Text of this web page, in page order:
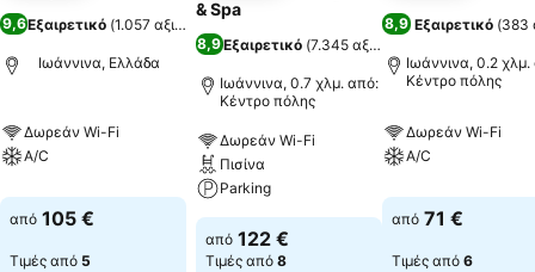
9,6Εξαιρετικό (1.057 αξιολογήσεις
Ιωάννινα, Ελλάδα
Δωρεάν Wi-Fi
A/C
από 105 €
Τιμές από 5
& Spa
8,9Εξαιρετικό (7.345 αξιολογήσεις
Ιωάννινα, 0.7 χλμ. από:
Κέντρο πόλης
Δωρεάν Wi-Fi
Πισίνα
Parking
από 122 €
Τιμές από 8
8,9 Εξαιρετικό (383
Ιωάννινα, 0.2
Κέντρο πόλης
Δωρεάν Wi-Fi
A/C
από 71 €
Τιμές από 6